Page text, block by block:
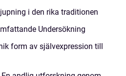
i den rika traditionen
Undersökning
form av självexpression till